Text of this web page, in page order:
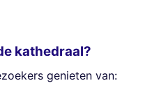
kathedraal?
genieten van: